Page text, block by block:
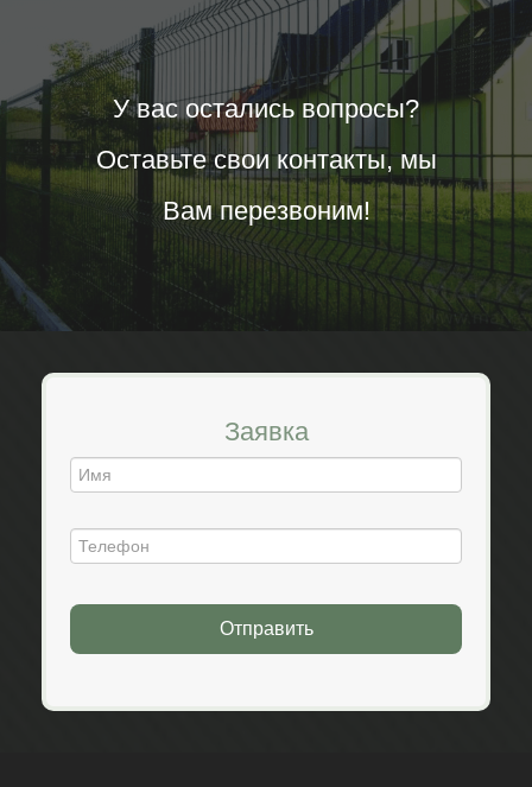
У вас остались вопросы?
Оставьте свои контакты, мы
Вам перезвоним!
Заявка
Отправить